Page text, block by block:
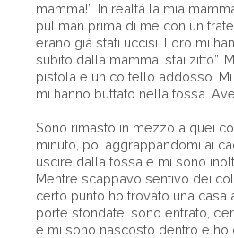
mamma!”. In realtà la mia
pullman prima di me con un
erano già stati uccisi. Loro mi
subito dalla mamma, stai zitto”.
pistola e un coltello addosso.
mi hanno buttato nella fossa.
Sono rimasto in mezzo a quei
minuto, poi aggrappandomi ai
uscire dalla fossa e mi sono
Mentre scappavo sentivo dei
certo punto ho trovato una casa
porte sfondate, sono entrato,
e mi sono nascosto dentro e ho